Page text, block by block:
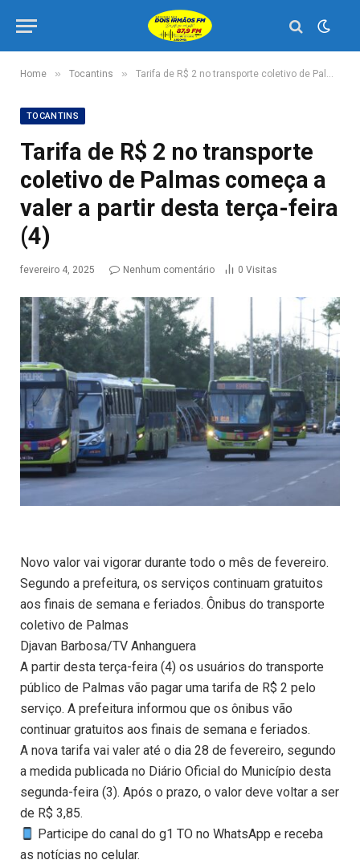
Home » Tocantins » Tarifa de R$ 2 no transporte coletivo de Palmas começa a valer a partir desta terça-feira (4)
TOCANTINS
Tarifa de R$ 2 no transporte
coletivo de Palmas começa a
valer a partir desta terça-feira
(4)
fevereiro 4, 2025 Nenhum comentário 0 Visitas
Novo valor vai vigorar durante todo o mês de fevereiro.
Segundo a prefeitura, os serviços continuam gratuitos
aos finais de semana e feriados. Ônibus do transporte
coletivo de Palmas
Djavan Barbosa/TV Anhanguera
A partir desta terça-feira (4) os usuários do transporte
público de Palmas vão pagar uma tarifa de R$ 2 pelo
serviço. A prefeitura informou que os ônibus vão
continuar gratuitos aos finais de semana e feriados.
A nova tarifa vai valer até o dia 28 de fevereiro, segundo
a medida publicada no Diário Oficial do Município desta
segunda-feira (3). Após o prazo, o valor deve voltar a ser
de R$ 3,85.
Participe do canal do g1 TO no WhatsApp e receba
as notícias no celular.